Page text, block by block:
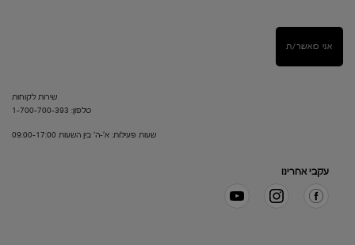
אני מאשר/ת
שירות לקוחות
טלפון: 1-700-700-393
שעות פעילות: א'-ה' בין השעות 09:00-17:00
עקבי אחרינו